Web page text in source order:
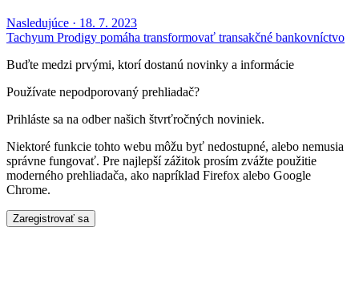
Nasledujúce · 18. 7. 2023
Tachyum Prodigy pomáha transformovať transakčné bankovníctvo
Buďte medzi prvými, ktorí dostanú novinky a informácie
Používate nepodporovaný prehliadač?
Prihláste sa na odber našich štvrťročných noviniek.
Niektoré funkcie tohto webu môžu byť nedostupné, alebo nemusia
správne fungovať. Pre najlepší zážitok prosím zvážte použitie
moderného prehliadača, ako napríklad Firefox alebo Google
Chrome.
Zaregistrovať sa